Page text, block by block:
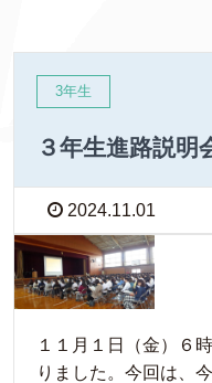
3年生
３年生進路説明
2024.11.01
１１月１日（金）６
りました。今回は、